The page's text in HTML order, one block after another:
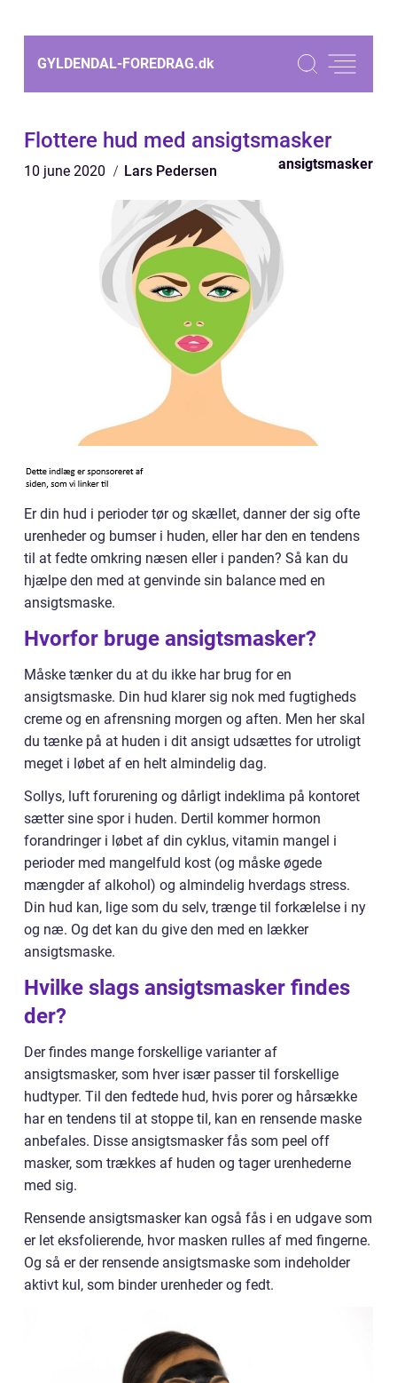
GYLDENDAL-FOREDRAG.dk
Flottere hud med ansigtsmasker
10 june 2020 Lars Pedersen ansigtsmasker
Er din hud i perioder tør og skællet, danner der sig ofte
urenheder og bumser i huden, eller har den en tendens
til at fedte omkring næsen eller i panden? Så kan du
hjælpe den med at genvinde sin balance med en
ansigtsmaske.
Hvorfor bruge ansigtsmasker?
Måske tænker du at du ikke har brug for en
ansigtsmaske. Din hud klarer sig nok med fugtigheds
creme og en afrensning morgen og aften. Men her skal
du tænke på at huden i dit ansigt udsættes for utroligt
meget i løbet af en helt almindelig dag.
Sollys, luft forurening og dårligt indeklima på kontoret
sætter sine spor i huden. Dertil kommer hormon
forandringer i løbet af din cyklus, vitamin mangel i
perioder med mangelfuld kost (og måske øgede
mængder af alkohol) og almindelig hverdags stress.
Din hud kan, lige som du selv, trænge til forkælelse i ny
og næ. Og det kan du give den med en lækker
ansigtsmaske.
Hvilke slags ansigtsmasker findes
der?
Der findes mange forskellige varianter af
ansigtsmasker, som hver især passer til forskellige
hudtyper. Til den fedtede hud, hvis porer og hårsække
har en tendens til at stoppe til, kan en rensende maske
anbefales. Disse ansigtsmasker fås som peel off
masker, som trækkes af huden og tager urenhederne
med sig.
Rensende ansigtsmasker kan også fås i en udgave som
er let eksfolierende, hvor masken rulles af med fingerne.
Og så er der rensende ansigtsmaske som indeholder
aktivt kul, som binder urenheder og fedt.